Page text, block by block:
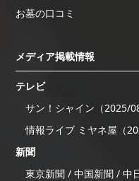
お墓の口コミ
メディア掲載情報
テレビ
サン！シャイン（2025/
情報ライブ ミヤネ屋（
新聞
東京新聞 / 中国新聞 / 中